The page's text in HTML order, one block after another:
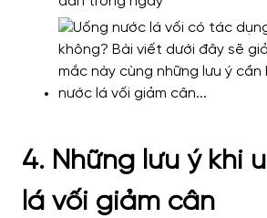
4. Những lưu ý khi
lá vối giảm cân